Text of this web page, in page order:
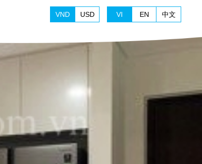
VND USD VI EN 中文